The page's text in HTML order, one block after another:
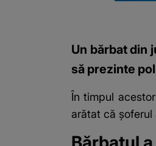
Un bărbat din
să prezinte
În timpul
arătat că şoferul